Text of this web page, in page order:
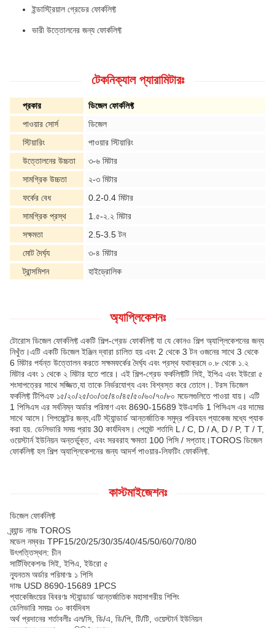
ইন্ডাস্ট্রিয়াল গ্রেডের ফোর্কলিফ্ট
ভারী উত্তোলনের জন্য ফোর্কলিফ্ট
টেকনিক্যাল প্যারামিটারঃ
প্রকার
ডিজেল ফোর্কলিফ্ট
পাওয়ার সোর্স
ডিজেল
স্টিয়ারিং
পাওয়ার স্টিয়ারিং
উত্তোলনের উচ্চতা
৩-৬ মিটার
সামগ্রিক উচ্চতা
২-৩ মিটার
ফর্কের বেধ
0.2-0.4 মিটার
সামগ্রিক প্রস্থ
1.৫-২.২ মিটার
সক্ষমতা
2.5-3.5 টন
মোট দৈর্ঘ্য
৩-৪ মিটার
ট্রান্সমিশন
হাইড্রোলিক
অ্যাপ্লিকেশনঃ
টোরোস ডিজেল ফোর্কলিফ্ট একটি শিল্প-গ্রেড ফোর্কলিফ্ট যা যে কোনও শিল্প অ্যাপ্লিকেশনের জন্য
নিখুঁত।এটি একটি ডিজেল ইঞ্জিন দ্বারা চালিত হয় এবং 2 থেকে 3 টন ওজনের সাথে 3 থেকে
6 মিটার পর্যন্ত উত্তোলন করতে সক্ষমফর্কের দৈর্ঘ্য এবং প্রস্থ যথাক্রমে ০.৮ থেকে ১.২
মিটার এবং ১ থেকে ২ মিটার হতে পারে। এই শিল্প-গ্রেড ফর্কলিফ্টটি সিই, ইপিএ এবং ইউরো ৫
শংসাপত্রের সাথে সজ্জিত,যা তাকে নির্ভরযোগ্য এবং বিশ্বস্ত করে তোলে।. টরস ডিজেল
ফর্কলিফ্ট টিপিএফ ১৫/২০/২৫/৩০/৩৫/৪০/৪৫/৫০/৬০/৭০/৮০ মডেলগুলিতে পাওয়া যায়। এটি
1 পিসিএস এর সর্বনিম্ন অর্ডার পরিমাণ এবং 8690-15689 ইউএসডি 1 পিসিএস এর দামের
সাথে আসে। শিপমেন্টের জন্য,এটি স্ট্যান্ডার্ড আন্তর্জাতিক সমুদ্র পরিবহন প্যাকেজ মধ্যে প্যাক
করা হয়. ডেলিভারি সময় প্রায় 30 কার্যদিবস। পেমেন্ট শর্তাদি L / C, D / A, D / P, T / T,
ওয়েস্টার্ন ইউনিয়ন অন্তর্ভুক্ত, এবং সরবরাহ ক্ষমতা 100 পিসি / সপ্তাহ।TOROS ডিজেল
ফোর্কলিফ্ট হল শিল্প অ্যাপ্লিকেশনের জন্য আদর্শ পাওয়ার-লিফটিং ফোর্কলিফ্ট.
কাস্টমাইজেশনঃ
ডিজেল ফোর্কলিফ্ট
ব্র্যান্ড নামঃ TOROS
মডেল নম্বরঃ TPF15/20/25/30/35/40/45/50/60/70/80
উৎপত্তিস্থল: চীন
সার্টিফিকেশনঃ সিই, ইপিএ, ইউরো ৫
ন্যূনতম অর্ডার পরিমাণঃ ১ পিসি
দামঃ USD 8690-15689 1PCS
প্যাকেজিংয়ের বিবরণঃ স্ট্যান্ডার্ড আন্তর্জাতিক মহাসাগরীয় শিপিং
ডেলিভারি সময়ঃ ৩০ কার্যদিবস
অর্থ প্রদানের শর্তাবলীঃ এল/সি, ডি/এ, ডি/পি, টি/টি, ওয়েস্টার্ন ইউনিয়ন